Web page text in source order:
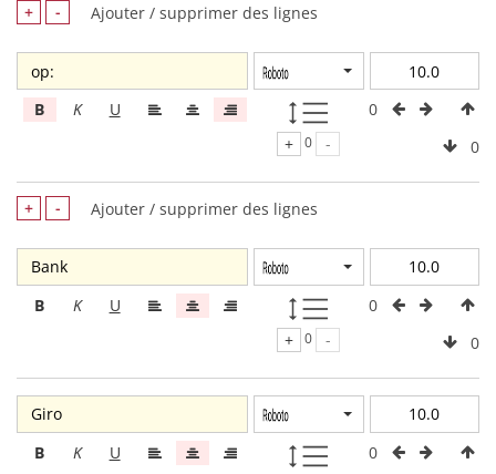
+ - Ajouter / supprimer des lignes
B K
U
+
0 -
0
0
+ - Ajouter / supprimer des lignes
B K
U
+
0 -
0
0
B K
U
0